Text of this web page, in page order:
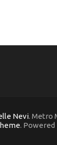
Nevi. Metro
. Powered